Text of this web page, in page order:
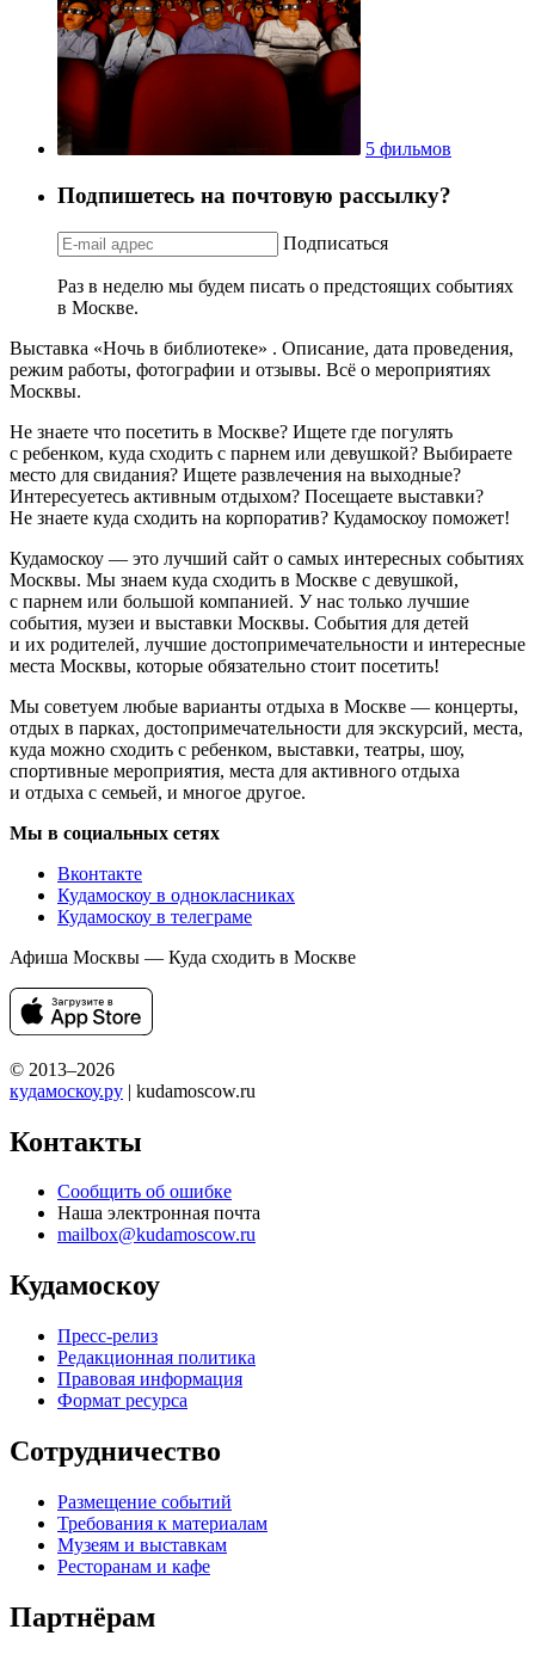
5 фильмов
Подпишетесь на почтовую рассылку?
Подписаться
Раз в неделю мы будем писать о предстоящих событиях
в Москве.
Выставка «Ночь в библиотеке» . Описание, дата проведения,
режим работы, фотографии и отзывы. Всё о мероприятиях
Москвы.
Не знаете что посетить в Москве? Ищете где погулять
с ребенком, куда сходить с парнем или девушкой? Выбираете
место для свидания? Ищете развлечения на выходные?
Интересуетесь активным отдыхом? Посещаете выставки?
Не знаете куда сходить на корпоратив? Кудамоскоу поможет!
Кудамоскоу — это лучший сайт о самых интересных событиях
Москвы. Мы знаем куда сходить в Москве с девушкой,
с парнем или большой компанией. У нас только лучшие
события, музеи и выставки Москвы. События для детей
и их родителей, лучшие достопримечательности и интересные
места Москвы, которые обязательно стоит посетить!
Мы советуем любые варианты отдыха в Москве — концерты,
отдых в парках, достопримечательности для экскурсий, места,
куда можно сходить с ребенком, выставки, театры, шоу,
спортивные мероприятия, места для активного отдыха
и отдыха с семьей, и многое другое.
Мы в социальных сетях
Вконтакте
Кудамоскоу в однокласниках
Кудамоскоу в телеграме
Афиша Москвы — Куда сходить в Москве
© 2013–2026
кудамоскоу.ру | kudamoscow.ru
Контакты
Сообщить об ошибке
Наша электронная почта
mailbox@kudamoscow.ru
Кудамоскоу
Пресс-релиз
Редакционная политика
Правовая информация
Формат ресурса
Сотрудничество
Размещение событий
Требования к материалам
Музеям и выставкам
Ресторанам и кафе
Партнёрам